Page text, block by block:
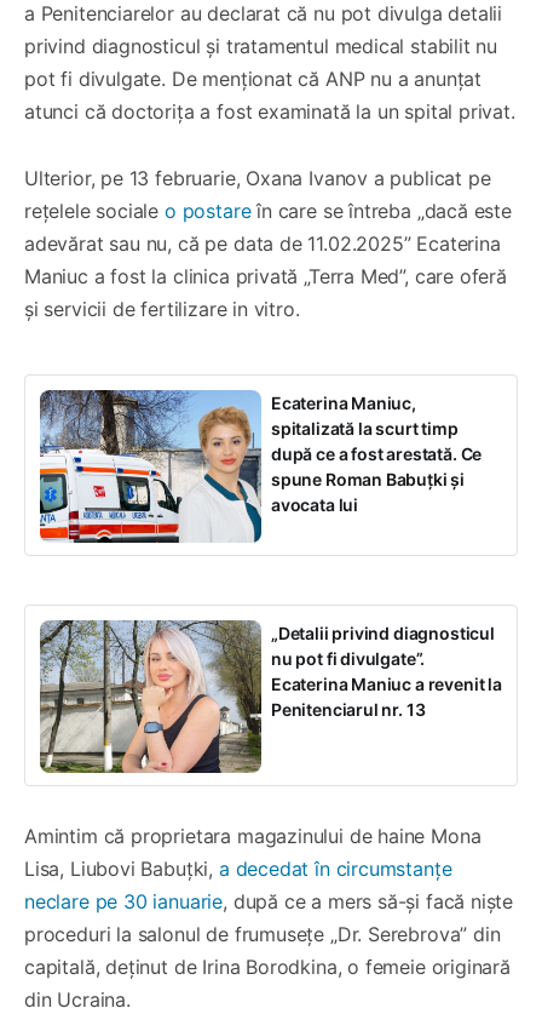
a Penitenciarelor au declarat că nu pot divulga detalii
privind diagnosticul și tratamentul medical stabilit nu
pot fi divulgate. De menționat că ANP nu a anunțat
atunci că doctorița a fost examinată la un spital privat.
Ulterior, pe 13 februarie, Oxana Ivanov a publicat pe
rețelele sociale o postareîn care se întreba „dacă este
adevărat sau nu, că pe data de 11.02.2025” Ecaterina
Maniuc a fost la clinica privată „Terra Med”, care oferă
și servicii de fertilizare in vitro.
Ecaterina Maniuc,
spitalizată la scurt timp
după ce a fost arestată. Ce
spune Roman Babuțki și
avocata lui
„Detalii privind diagnosticul
nu pot fi divulgate”.
Ecaterina Maniuc a revenit la
Penitenciarul nr. 13
Amintim că proprietara magazinului de haine Mona
Lisa, Liubovi Babuțki, a decedat în circumstanțe
neclare pe 30 ianuarie, după ce a mers să-și facă niște
proceduri la salonul de frumusețe „Dr. Serebrova” din
capitală, deținut de Irina Borodkina, o femeie originară
din Ucraina.